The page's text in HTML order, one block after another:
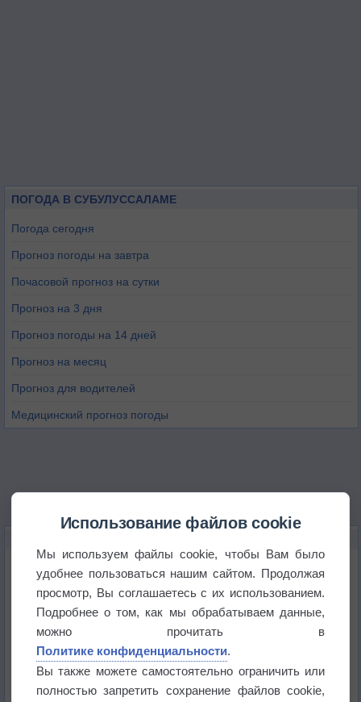
ПОГОДА В СУБУЛУССАЛАМЕ
Погода сегодня
Прогноз погоды на завтра
Почасовой прогноз на сутки
Прогноз на 3 дня
Прогноз погоды на 14 дней
Прогноз на месяц
Прогноз для водителей
Медицинский прогноз погоды
Космическая погода влияет на транспорт
Приложение построит маршрут через тень
Атмосфера начала замерзать
Использование файлов cookie
Мы используем файлы cookie, чтобы Вам было
удобнее пользоваться нашим сайтом. Продолжая
просмотр, Вы соглашаетесь с их использованием.
Подробнее о том, как мы обрабатываем данные,
можно прочитать в
Политике конфиденциальности.
Вы также можете самостоятельно ограничить или
полностью запретить сохранение файлов cookie,